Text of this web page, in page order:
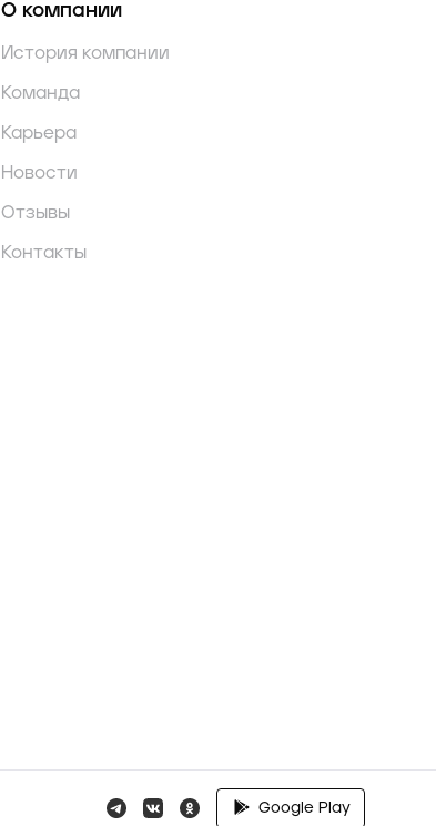
О компании
История компании
Команда
Карьера
Новости
Отзывы
Контакты
Google Play